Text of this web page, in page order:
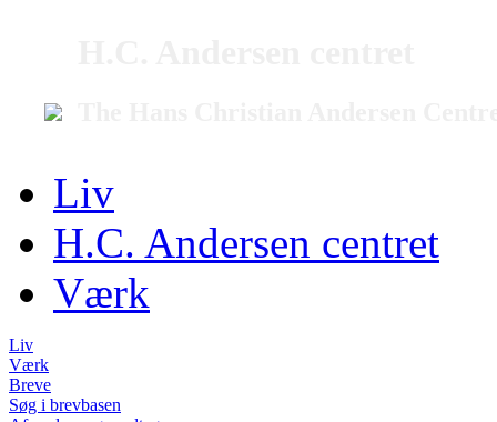
Liv
H.C. Andersen centret
Værk
Liv
Værk
Breve
Søg i brevbasen